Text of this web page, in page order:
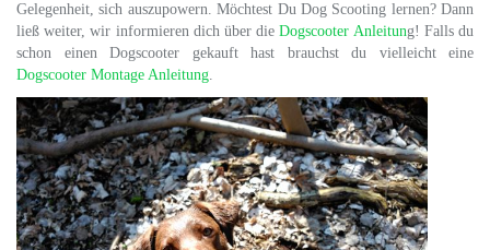
Gelegenheit, sich auszupowern. Möchtest Du Dog Scooting lernen? Dann
ließ weiter, wir informieren dich über dieDogscooter Anleitung! Falls du
schon einen Dogscooter gekauft hast brauchst du vielleicht eine
Dogscooter Montage Anleitung.